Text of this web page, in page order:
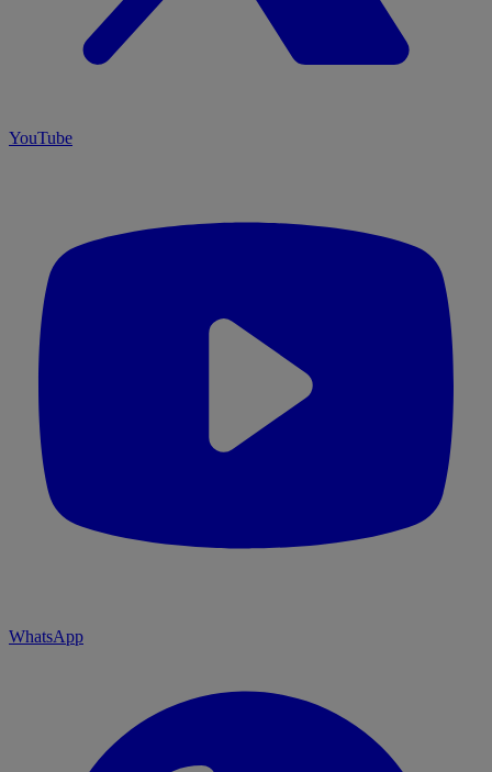
YouTube
WhatsApp